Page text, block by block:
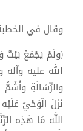
وقال في
(ولَمْ يَجْمَعْ بَيْتٌ
الله عليه
والرِّسَالَةِ
نَزَلَ الْوَحْيُ
اللَّه مَا هَذِه